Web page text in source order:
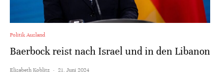
Politik Ausland
Baerbock reist nach Israel und in den Libanon
Elisabeth Koblitz · 21. Juni 2024